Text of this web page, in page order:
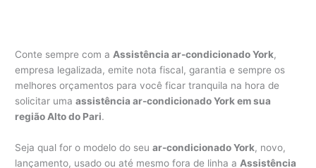
Conte sempre com a Assistência ar-condicionado York,
empresa legalizada, emite nota fiscal, garantia e sempre os
melhores orçamentos para você ficar tranquila na hora de
solicitar umaassistência ar-condicionado York em sua
região Alto do Pari.
Seja qual for o modelo do seuar-condicionado York, novo,
lançamento, usado ou até mesmo fora de linha a Assistência